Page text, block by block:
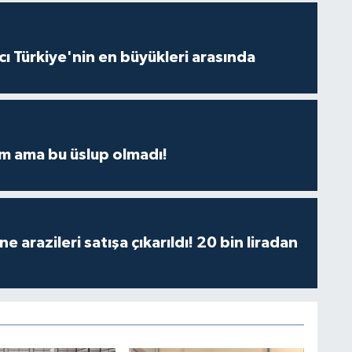
Türkiye'nin en büyükleri arasında
ama bu üslup olmadı!
arazileri satışa çıkarıldı! 20 bin liradan